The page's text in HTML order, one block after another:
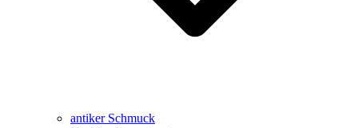
antiker Schmuck